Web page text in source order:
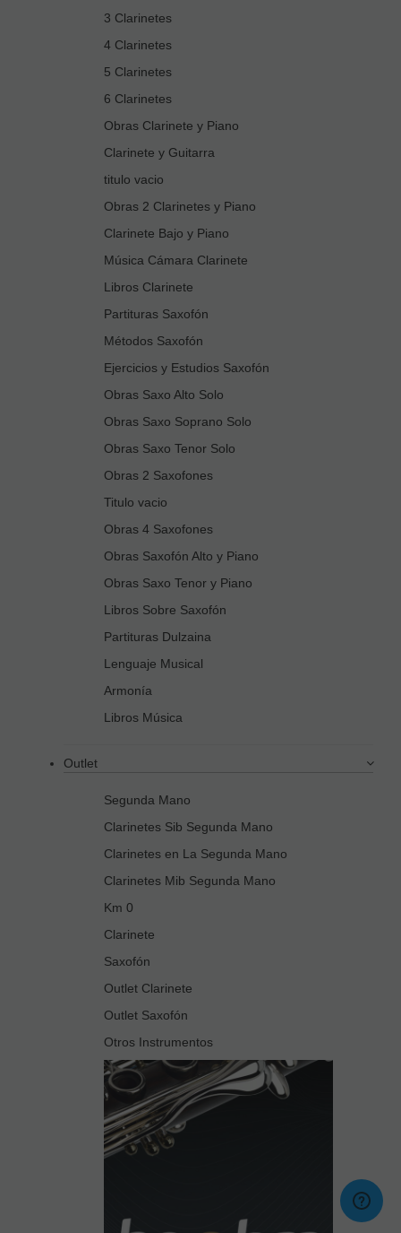
3 Clarinetes
4 Clarinetes
5 Clarinetes
6 Clarinetes
Obras Clarinete y Piano
Clarinete y Guitarra
titulo vacio
Obras 2 Clarinetes y Piano
Clarinete Bajo y Piano
Música Cámara Clarinete
Libros Clarinete
Partituras Saxofón
Métodos Saxofón
Ejercicios y Estudios Saxofón
Obras Saxo Alto Solo
Obras Saxo Soprano Solo
Obras Saxo Tenor Solo
Obras 2 Saxofones
Titulo vacio
Obras 4 Saxofones
Obras Saxofón Alto y Piano
Obras Saxo Tenor y Piano
Libros Sobre Saxofón
Partituras Dulzaina
Lenguaje Musical
Armonía
Libros Música
Outlet
Segunda Mano
Clarinetes Sib Segunda Mano
Clarinetes en La Segunda Mano
Clarinetes Mib Segunda Mano
Km 0
Clarinete
Saxofón
Outlet Clarinete
Outlet Saxofón
Otros Instrumentos